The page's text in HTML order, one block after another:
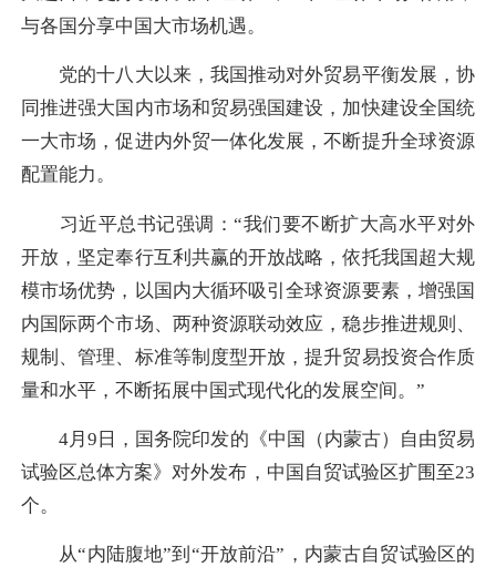
与各国分享中国大市场机遇。
党的十八大以来，我国推动对外贸易平衡发展，协
同推进强大国内市场和贸易强国建设，加快建设全国统
一大市场，促进内外贸一体化发展，不断提升全球资源
配置能力。
习近平总书记强调：“我们要不断扩大高水平对外
开放，坚定奉行互利共赢的开放战略，依托我国超大规
模市场优势，以国内大循环吸引全球资源要素，增强国
内国际两个市场、两种资源联动效应，稳步推进规则、
规制、管理、标准等制度型开放，提升贸易投资合作质
量和水平，不断拓展中国式现代化的发展空间。”
4月9日，国务院印发的《中国（内蒙古）自由贸易
试验区总体方案》对外发布，中国自贸试验区扩围至23
个。
从“内陆腹地”到“开放前沿”，内蒙古自贸试验区的